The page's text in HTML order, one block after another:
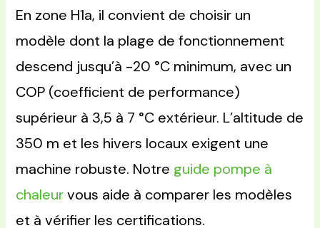
En zone H1a, il convient de choisir un
modèle dont la plage de fonctionnement
descend jusqu’à -20 °C minimum, avec un
COP (coefficient de performance)
supérieur à 3,5 à 7 °C extérieur. L’altitude de
350 m et les hivers locaux exigent une
machine robuste. Notre guide pompe à
chaleurvous aide à comparer les modèles
et à vérifier les certifications.